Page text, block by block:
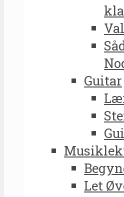
Guitar
Let